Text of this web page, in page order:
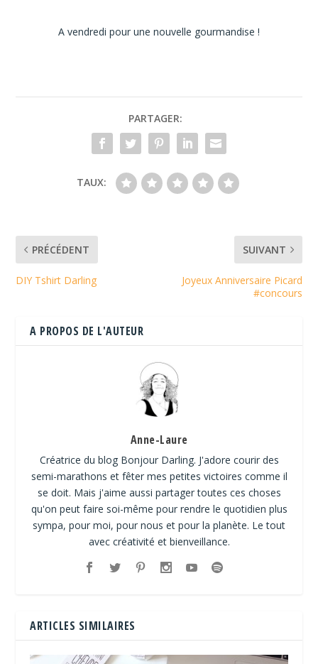
A vendredi pour une nouvelle gourmandise !
PARTAGER:
TAUX:
PRÉCÉDENT
DIY Tshirt Darling
SUIVANT
Joyeux Anniversaire Picard
#concours
A PROPOS DE L'AUTEUR
Anne-Laure
Créatrice du blog Bonjour Darling. J'adore courir des
semi-marathons et fêter mes petites victoires comme il
se doit. Mais j'aime aussi partager toutes ces choses
qu'on peut faire soi-même pour rendre le quotidien plus
sympa, pour moi, pour nous et pour la planète. Le tout
avec créativité et bienveillance.
ARTICLES SIMILAIRES